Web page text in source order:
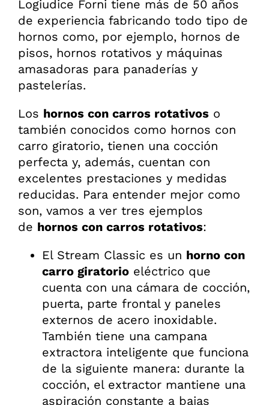
Logiudice Forni tiene más de 50 años
de experiencia fabricando todo tipo de
hornos como, por ejemplo, hornos de
pisos, hornos rotativos y máquinas
amasadoras para panaderías y
pastelerías.
Los hornos con carros rotativos o
también conocidos como hornos con
carro giratorio, tienen una cocción
perfecta y, además, cuentan con
excelentes prestaciones y medidas
reducidas. Para entender mejor como
son, vamos a ver tres ejemplos
de hornos con carros rotativos:
El Stream Classic es un horno con
carro giratorioeléctrico que
cuenta con una cámara de cocción,
puerta, parte frontal y paneles
externos de acero inoxidable.
También tiene una campana
extractora inteligente que funciona
de la siguiente manera: durante la
cocción, el extractor mantiene una
aspiración constante a bajas